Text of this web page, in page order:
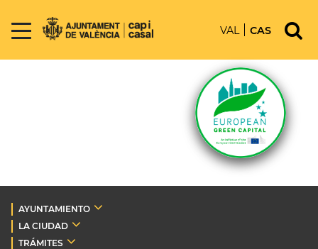
VAL CAS
AYUNTAMIENTO
LA CIUDAD
TRÁMITES